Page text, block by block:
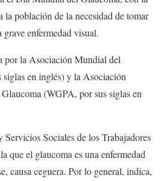
la población de la necesidad de tomar
grave enfermedad visual.
por la Asociación Mundial del
en inglés) y la Asociación
(WGPA, por sus siglas en
Sociales de los Trabajadores
que el glaucoma es una enfermedad
causa ceguera. Por lo general, indica,